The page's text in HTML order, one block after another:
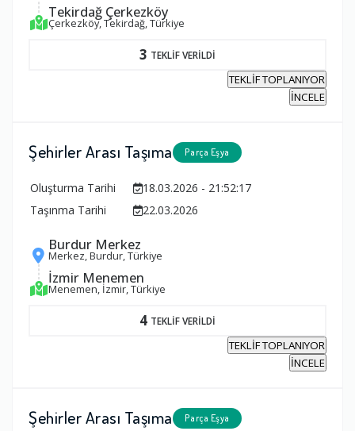
Tekirdağ Çerkezköy
Çerkezköy, Tekirdağ, Türkiye
3 TEKLİF VERİLDİ
TEKLİF TOPLANIYOR
İNCELE
Şehirler Arası Taşıma Parça Eşya
Oluşturma Tarihi
18.03.2026 - 21:52:17
Taşınma Tarihi
22.03.2026
Burdur Merkez
Merkez, Burdur, Türkiye
İzmir Menemen
Menemen, İzmir, Türkiye
4 TEKLİF VERİLDİ
TEKLİF TOPLANIYOR
İNCELE
Şehirler Arası Taşıma Parça Eşya